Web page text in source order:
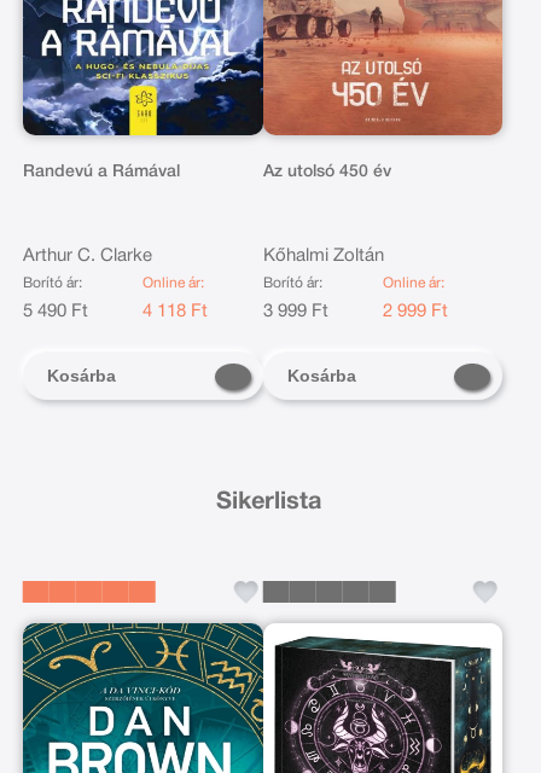
Randevú a Rámával
Arthur C. Clarke
Borító ár:
5 490 Ft
Online ár:
4 118 Ft
Kosárba
Az utolsó 450 év
Kőhalmi Zoltán
Borító ár:
3 999 Ft
Online ár:
2 999 Ft
Kosárba
Sikerlista